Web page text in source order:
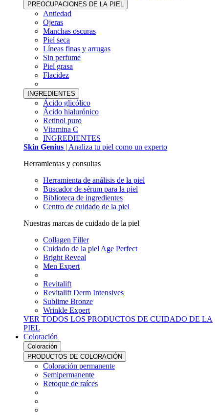
PREOCUPACIONES DE LA PIEL
Antiedad
Ojeras
Manchas oscuras
Piel seca
Líneas finas y arrugas
Sin perfume
Piel grasa
Flacidez
INGREDIENTES
Ácido glicólico
Ácido hialurónico
Retinol puro
Vitamina C
INGREDIENTES
Skin Genius | Analiza tu piel como un experto
Herramientas y consultas
Herramienta de análisis de la piel
Buscador de sérum para la piel
Biblioteca de ingredientes
Centro de cuidado de la piel
Nuestras marcas de cuidado de la piel
Collagen Filler
Cuidado de la piel Age Perfect
Bright Reveal
Men Expert
Revitalift
Revitalift Derm Intensives
Sublime Bronze
Wrinkle Expert
VER TODOS LOS PRODUCTOS DE CUIDADO DE LA
PIEL
Coloración
Coloración
PRODUCTOS DE COLORACIÓN
Coloración permanente
Semipermanente
Retoque de raíces